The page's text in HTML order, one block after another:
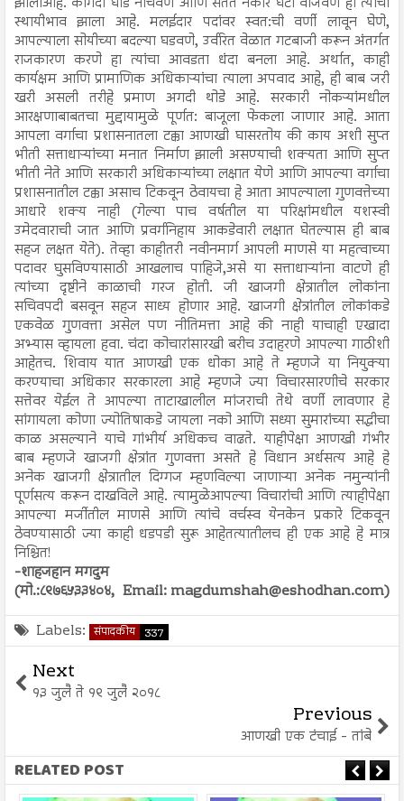
स्थायीभाव झाला आहे. मलईदार पदांवर स्वत:ची वर्णी लावून घेणे,
आपल्याला सोयीच्या बदल्या घडवणे, उर्वरित वेळात गटबाजी करून अंतर्गत
राजकारण करणे हा त्यांचा आवडता धंदा बनला आहे. अर्थात, काही
कार्यक्षम आणि प्रामाणिक अधिकाऱ्यांचा त्याला अपवाद आहे, ही बाब जरी
खरी असली तरीहे प्रमाण अगदी थोडे आहे. सरकारी नोकऱ्यांमधील
आरक्षणाबाबतचा मुद्दायामुळे पूर्णत: बाजूला फेकला जाणार आहे. आता
आपला वर्गाचा प्रशासनातला टक्का आणखी घासरतोय की काय अशी सुप्त
भीती सत्ताधाऱ्यांच्या मनात निर्माण झाली असण्याची शक्यता आणि सुप्त
भीती नेते आणि सरकारी अधिकाऱ्यांच्या लक्षात येणे आणि आपल्या वर्गाचा
प्रशासनातील टक्का असाच टिकवून ठेवायचा हे आता आपल्याला गुणवत्तेच्या
आधारे शक्य नाही (गेल्या पाच वर्षतील या परिक्षांमधील यशस्वी
उमेदवाराची जात आणि प्रवर्गनिहाय आकडेवारी लक्षात घेतल्यास ही बाब
सहज लक्षत येते). तेव्हा काहीतरी नवीनमार्ग आपली माणसे या महत्वाच्या
पदावर घुसविण्यासाठी आखलाच पाहिजे,असे या सत्ताधाऱ्यांना वाटणे ही
त्यांच्या दृष्टीने काळाची गरज होती. जी खाजगी क्षेत्रातील लोकांना
सचिवपदी बसवून सहज साध्य होणार आहे. खाजगी क्षेत्रांतील लोकांकडे
एकवेळ गुणवत्ता असेल पण नीतिमत्ता आहे की नाही याचाही एखादा
अभ्यास व्हायला हवा. चंदा कोचारांसारखी बरीच उदाहरणे आपल्या गाठीशी
आहेतच. शिवाय यात आणखी एक धोका आहे ते म्हणजे या नियुक्या
करण्याचा अधिकार सरकारला आहे म्हणजे ज्या विचारसारणीचे सरकार
सत्तेवर येईल ते आपल्या ताटाखालील मांजराची तेथे वर्णी लावणार हे
सांगायला कोणा ज्योतिषाकडे जायला नको आणि सध्या सुमारांच्या सद्धीचा
काळ असल्याने याचे गांभीर्य अधिकच वाढते. याहीपेक्षा आणखी गंभीर
बाब म्हणजे खाजगी क्षेत्रांत गुणवत्ता असते हे विधान अर्धसत्य आहे हे
अनेक खाजगी क्षेत्रातील दिग्गज म्हणविल्या जाणाऱ्या अनेक नमुन्यांनी
पूर्णसत्य करून दाखविले आहे. त्यामुळेआपल्या विचारांची आणि त्याहीपेक्षा
आपल्या मर्जीतील माणसे आणि त्यांचे वर्चस्व येनकेन प्रकारे टिकवून
ठेवण्यासाठी ज्या काही धडपडी सुरू आहेतत्यातीलच ही एक आहे हे मात्र
निश्चित!
-शाहजहान मगदुम
(मो.:८९७६५३३४०४, Email: magdumshah@eshodhan.com)
Labels: संपादकीय 337
Next
१३ जुलै ते १९ जुलै २०१८
Previous
आणखी एक टंचाई - तांबे
RELATED POST